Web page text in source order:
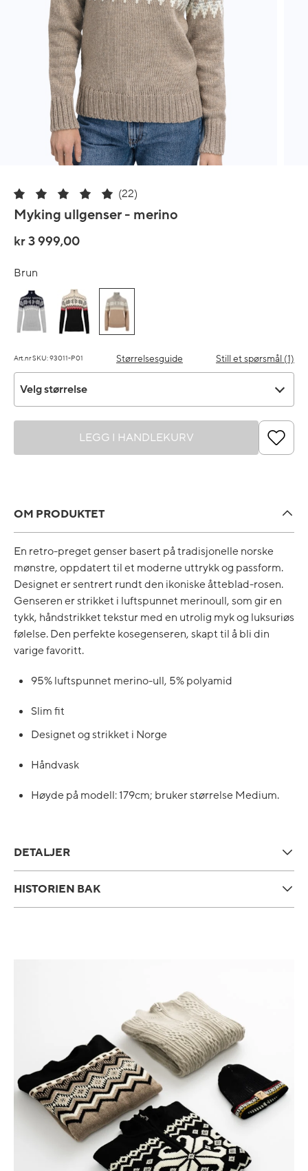
(22)
Myking ullgenser - merino
kr 3 999,00
Brun
Art.nr SKU: 93011-P01 Størrelsesguide Still et spørsmål (1)
Velg størrelse
LEGG I HANDLEKURV
OM PRODUKTET
En retro-preget genser basert på tradisjonelle norske
mønstre, oppdatert til et moderne uttrykk og passform.
Designet er sentrert rundt den ikoniske åtteblad-rosen.
Genseren er strikket i luftspunnet merinoull, som gir en
tykk, håndstrikket tekstur med en utrolig myk og luksuriøs
følelse. Den perfekte kosegenseren, skapt til å bli din
varige favoritt.
95% luftspunnet merino-ull, 5% polyamid
Slim fit
Designet og strikket i Norge
Håndvask
Høyde på modell: 179cm; bruker størrelse Medium.
DETALJER
HISTORIEN BAK